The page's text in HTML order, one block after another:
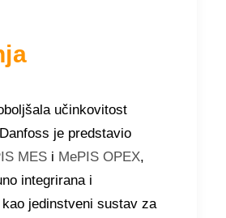
učinkovitost
je predstavio
MES i MePIS OPEX,
integrirana i
jedinstveni sustav za